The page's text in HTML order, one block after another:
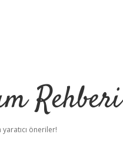
Rehberi
öneriler!